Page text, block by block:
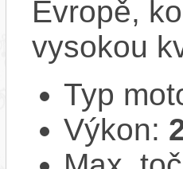
Evropě,
vysokou
Typ
Výkon: